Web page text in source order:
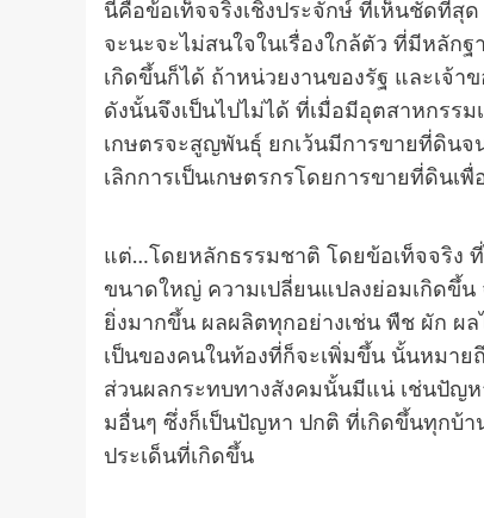
นี้คือข้อเท็จจริงเชิงประจักษ์ ที่เห็นชัดที่สุด
จะนะจะไม่สนใจในเรื่องใกล้ตัว ที่มีหลักฐ
เกิดขึ้นก็ได้ ถ้าหน่วยงานของรัฐ และเจ้
ดังนั้นจึงเป็นไปไม่ได้ ที่เมื่อมีอุตสาหกรร
เกษตรจะสูญพันธุ์ ยกเว้นมีการขายที่ดินจ
เลิกการเป็นเกษตรกรโดยการขายที่ดินเ
แต่…โดยหลักธรรมชาติ โดยข้อเท็จจริง
ขนาดใหญ่ ความเปลี่ยนแปลงย่อมเกิดขึ้
ยิ่งมากขึ้น ผลผลิตทุกอย่างเช่น พืช ผัก ผ
เป็นของคนในท้องที่ก็จะเพิ่มขึ้น นั้นหมา
ส่วนผลกระทบทางสังคมนั้นมีแน่ เช่นปัญ
มอื่นๆ ซึ่งก็เป็นปัญหา ปกติ ที่เกิดขึ้นทุกบ้
ประเด็นที่เกิดขึ้น